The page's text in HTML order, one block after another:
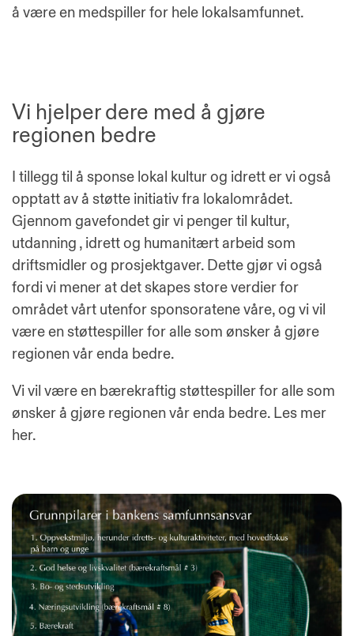
å være en medspiller for hele lokalsamfunnet.
Vi hjelper dere med å gjøre
regionen bedre
I tillegg til å sponse lokal kultur og idrett er vi også
opptatt av å støtte initiativ fra lokalområdet.
Gjennom gavefondet gir vi penger til kultur,
utdanning , idrett og humanitært arbeid som
driftsmidler og prosjektgaver. Dette gjør vi også
fordi vi mener at det skapes store verdier for
området vårt utenfor sponsoratene våre, og vi vil
være en støttespiller for alle som ønsker å gjøre
regionen vår enda bedre.
Vi vil være en bærekraftig støttespiller for alle som
ønsker å gjøre regionen vår enda bedre. Les mer
her.